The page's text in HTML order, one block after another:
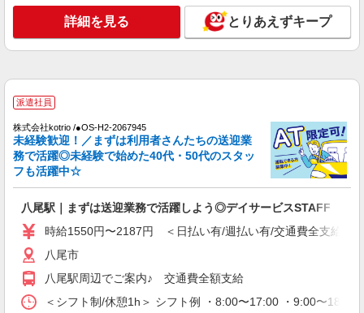
キープ 詳細を見る
正社員
大阪府八尾市木の本2-8-1
キープ 詳細を見る
派遣社員
株式会社kotrio /●OS-H2-2028489
≪八尾駅≫日勤のみ＆残業ナシ！お迎えに間に
時給1550円〜2187円 ＜日払い有/週払い有/交
通費全支給(ガソリン代含む)＞
八尾市
詳細を見る とりあえずキープ
派遣社員
株式会社kotrio /●OS-H2-2067945
未経験歓迎！／まずは利用者さんたちの送迎業
務で活躍◎未経験で始めた40代・50代のスタッ
フも活躍中☆
八尾駅｜まずは送迎業務で活躍しよう◎デイサービスSTAFF
時給1550円〜2187円 ＜日払い有/週払い有/交通費全支給(ガ
八尾市
八尾駅周辺でご案内♪ 交通費全額支給
＜シフト制/休憩1h＞ シフト例 ・8:00〜17:00 ・9:00〜